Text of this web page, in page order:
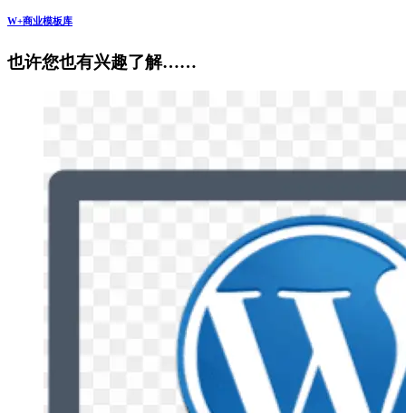
W+商业模板库
也许您也有兴趣了解……